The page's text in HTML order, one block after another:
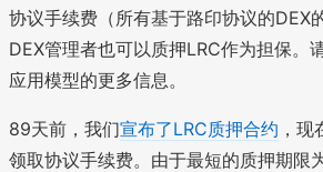
协议手续费（所有基于路印协议的DEX
DEX管理者也可以质押LRC作为担保。
应用模型的更多信息。
89天前，我们宣布了LRC质押合约 ，
领取协议手续费。由于最短的质押期限